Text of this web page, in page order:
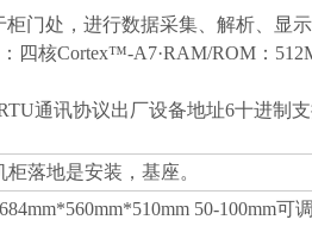
门处，进行数据采集、解析、显
：四核Cortex™-A7·RAM/ROM：
通讯协议出厂设备地址6十进制
柜落地是安装，基座。
50-100mm可调